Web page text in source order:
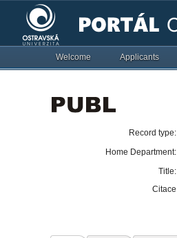
Welcome Applicants
Record type:
Home Department:
Title:
Citace